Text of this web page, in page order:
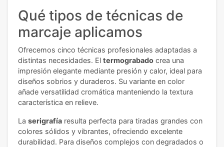
Qué tipos de técnicas de
marcaje aplicamos
Ofrecemos cinco técnicas profesionales adaptadas a
distintas necesidades. El termograbado crea una
impresión elegante mediante presión y calor, ideal para
diseños sobrios y duraderos. Su variante en color
añade versatilidad cromática manteniendo la textura
característica en relieve.
La serigrafía resulta perfecta para tiradas grandes con
colores sólidos y vibrantes, ofreciendo excelente
durabilidad. Para diseños complejos con degradados o